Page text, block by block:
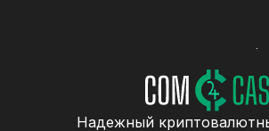
через ComCash, пользователи
Надежный